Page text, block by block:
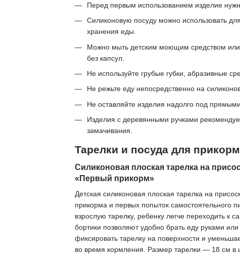
Перед первым использованием изделие
Силиконовую посуду можно использовать
хранения еды.
Можно мыть детским моющим средством
без капсул.
Не используйте грубые губки, абразивные
Не режьте еду непосредственно на
Не оставляйте изделия надолго под
Изделия с деревянными ручками
замачивания.
Тарелки и посуда для
Силиконовая плоская тарелка на
«Первый прикорм»
Детская силиконовая плоская тарелка на
прикорма и первых попыток самостоятельного
взрослую тарелку, ребенку легче переходить к
бортики позволяют удобно брать еду руками
фиксировать тарелку на поверхности и
во время кормления. Размер тарелки — 18 см